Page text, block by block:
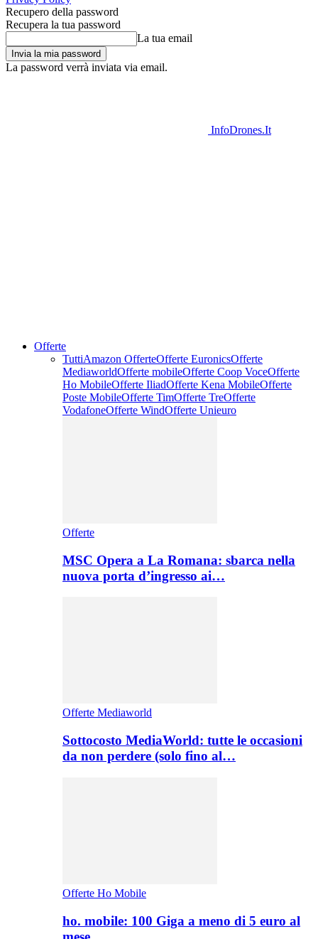
Recupero della password
Recupera la tua password
La tua email
La password verrà inviata via email.
InfoDrones.It
Offerte
TuttiAmazon OfferteOfferte EuronicsOfferte
MediaworldOfferte mobileOfferte Coop VoceOfferte
Ho MobileOfferte IliadOfferte Kena MobileOfferte
Poste MobileOfferte TimOfferte TreOfferte
VodafoneOfferte WindOfferte Unieuro
Offerte
MSC Opera a La Romana: sbarca nella
nuova porta d’ingresso ai…
Offerte Mediaworld
Sottocosto MediaWorld: tutte le occasioni
da non perdere (solo fino al…
Offerte Ho Mobile
ho. mobile: 100 Giga a meno di 5 euro al